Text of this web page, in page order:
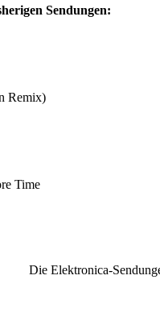
Sendungen:
Remix)
Time